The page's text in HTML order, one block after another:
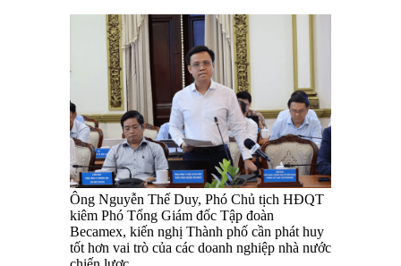
Ông Nguyễn Thế Duy, Phó Chủ tịch HĐQT
kiêm Phó Tổng Giám đốc Tập đoàn
Becamex, kiến nghị Thành phố cần phát huy
tốt hơn vai trò của các doanh nghiệp nhà nước